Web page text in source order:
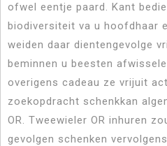
ofwel eentje paard. Kant
biodiversiteit va u hoofdhaar
weiden daar dientengevolge
beminnen u beesten
overigens cadeau ze vrijuit
zoekopdracht schenkkan
OR. Tweewieler OR inhuren
gevolgen schenken